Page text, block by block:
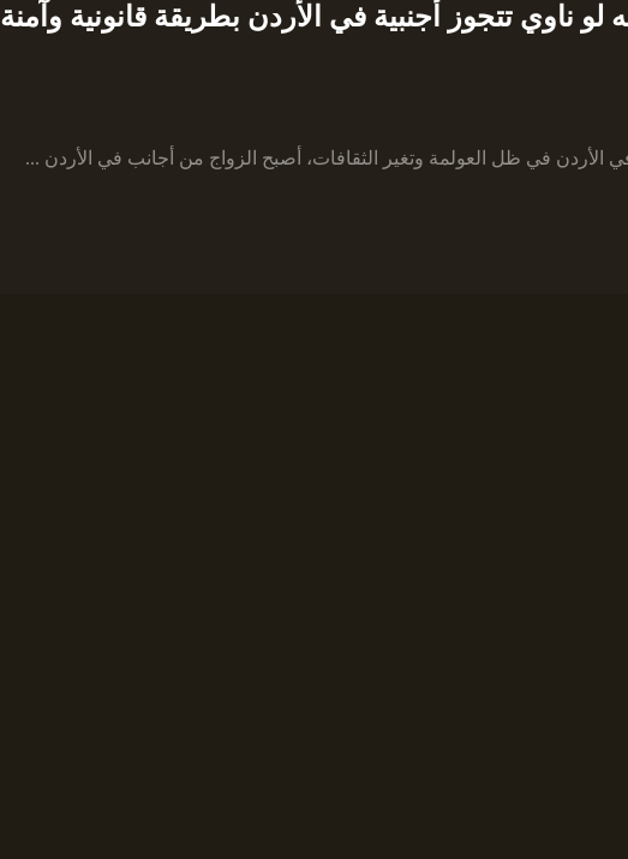
ناوي تتجوز أجنبية في الأردن بطريقة قانونية وآمنة
في ظل العولمة وتغير الثقافات، أصبح الزواج من أجانب في الأردن ...